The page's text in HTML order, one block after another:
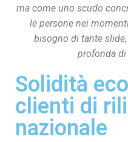
ma come uno scudo
le persone nei
bisogno di tante
profonda di
Solidità
clienti di
nazionale